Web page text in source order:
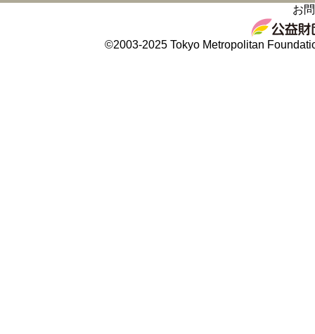
お
©2003-2025 Tokyo Metropolitan